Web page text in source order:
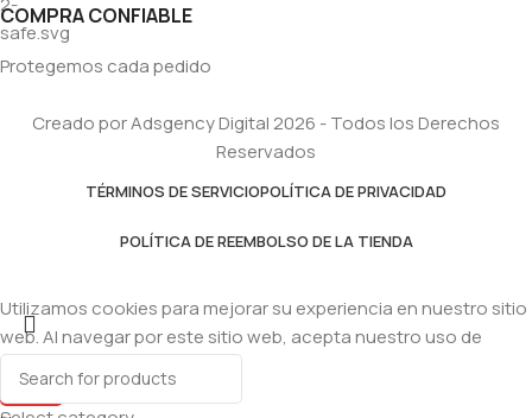
COMPRA CONFIABLE
Protegemos cada pedido
Creado por Adsgency Digital 2026 - Todos los Derechos
Reservados
TÉRMINOS DE SERVICIOPOLÍTICA DE PRIVACIDAD
POLÍTICA DE REEMBOLSO DE LA TIENDA
Utilizamos cookies para mejorar su experiencia en nuestro sitio
web. Al navegar por este sitio web, acepta nuestro uso de
cookies.
Accept